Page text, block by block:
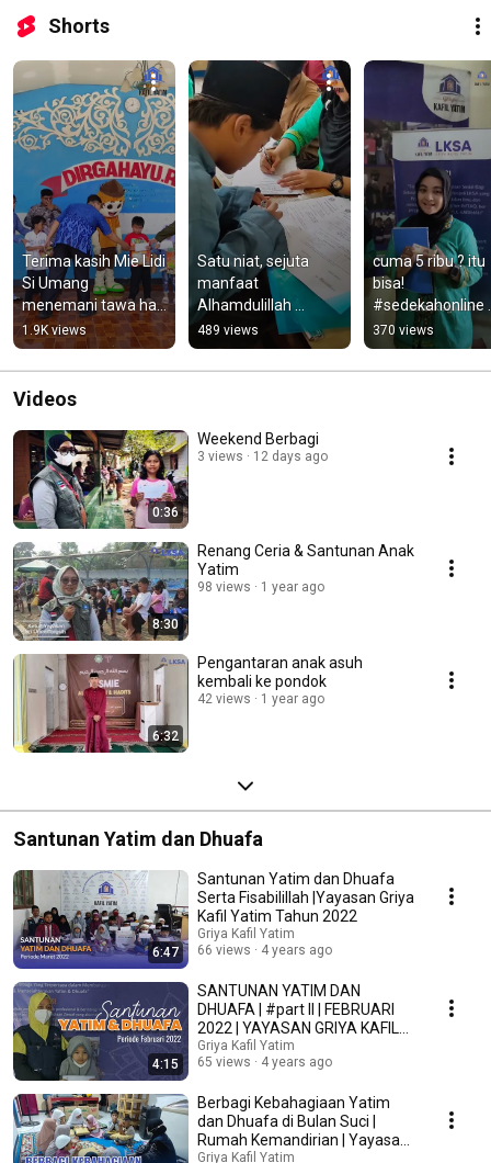
Shorts
Terima kasih Mie Lidi
Si Umang
menemani tawa hari
ini hal kecil
bermakna besar
bersama kita hari ini
1.9K views
Satu niat, sejuta
manfaat
Alhamdulillah
bansos berjalan
lancar bersama
Griya Kafil Yatim 🤲
489 views
cuma 5 ribu ? itu
bisa!
#sedekahonline
yatim
#sedeksh5ribu
370 views
Videos
0:36
Weekend Berbagi
3 views 12 days ago
8:30
Renang Ceria & Santunan Anak
Yatim
98 views 1 year ago
6:32
Pengantaran anak asuh
kembali ke pondok
42 views 1 year ago
Santunan Yatim dan Dhuafa
6:47
Santunan Yatim dan Dhuafa
Serta Fisabilillah |Yayasan Griya
Kafil Yatim Tahun 2022
Griya Kafil Yatim
66 views
4 years ago
4:15
SANTUNAN YATIM DAN
DHUAFA | #part II | FEBRUARI
2022 | YAYASAN GRIYA KAFIL
YATIM
Griya Kafil Yatim
65 views
4 years ago
Berbagi Kebahagiaan Yatim
dan Dhuafa di Bulan Suci |
Rumah Kemandirian | Yayasan
Griya Kafil Yatim
Griya Kafil Yatim